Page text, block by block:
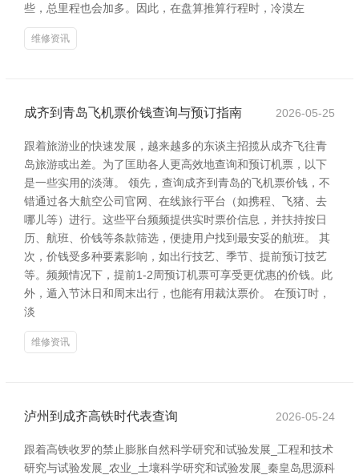
些，总里程也会加多。因此，在盘算推算行程时，冷漠左
维修资讯
成齐到青岛飞机票价钱查询与预订指南 2026-05-25
跟着旅游业的快速发展，越来越多的东谈主招揽从成齐飞往青
岛旅游或出差。为了匡助各人更高效地查询和预订机票，以下
是一些实用的淡薄。 领先，查询成齐到青岛的飞机票价钱，不
错通过各大航空公司官网、在线旅行平台（如携程、飞猪、去
哪儿等）进行。这些平台频频提供实时票价信息，并扶持按日
历、航班、价钱等条款筛选，便捷用户找到最安妥的航班。 其
次，价钱受多种要素影响，如出行技艺、季节、提前预订技艺
等。频频情况下，提前1-2周预订机票可享受更优惠的价钱。此
外，遁入节沐日和周末出行，也能有用裁汰票价。 在预订时，
淡
维修资讯
泸州到成齐高铁时代表查询 2026-05-24
跟着高铁收罗的禁止膨胀自然科学研究和试验发展_工程和技术
研究与试验发展_农业_土壤科学研究和试验发展_秦皇岛思源科